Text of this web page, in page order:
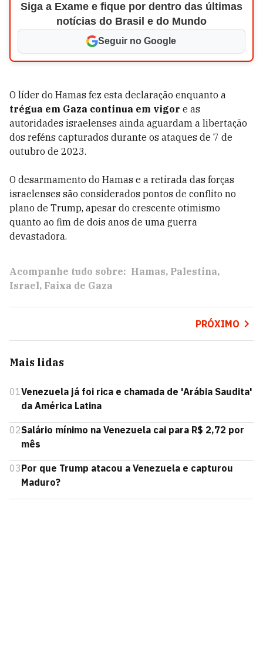
Siga a Exame e fique por dentro das últimas
notícias do Brasil e do Mundo
Seguir no Google
O líder do Hamas fez esta declaração enquanto a
trégua em Gaza continua em vigor e as
autoridades israelenses ainda aguardam a libertação
dos reféns capturados durante os ataques de 7 de
outubro de 2023.
O desarmamento do Hamas e a retirada das forças
israelenses são considerados pontos de conflito no
plano de Trump, apesar do crescente otimismo
quanto ao fim de dois anos de uma guerra
devastadora.
Acompanhe tudo sobre: Hamas Palestina
Israel Faixa de Gaza
PRÓXIMO
Mais lidas
01Venezuela já foi rica e chamada de 'Arábia Saudita'
da América Latina
02Salário mínimo na Venezuela cai para R$ 2,72 por
mês
03Por que Trump atacou a Venezuela e capturou
Maduro?